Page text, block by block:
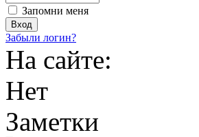
Запомни меня
Забыли логин?
На сайте:
Нет
Заметки